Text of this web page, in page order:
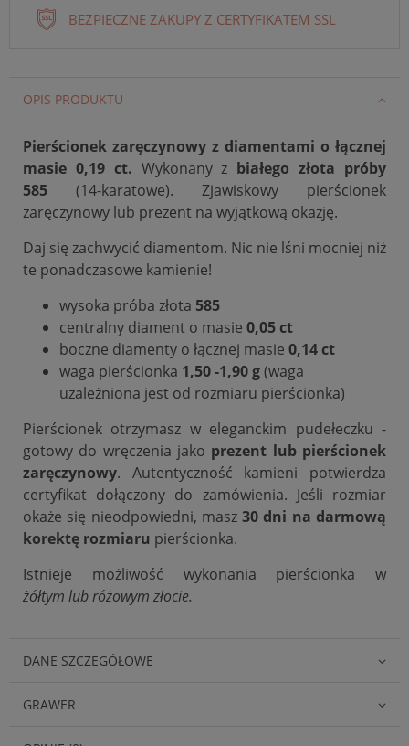
BEZPIECZNE ZAKUPY Z CERTYFIKATEM SSL
OPIS PRODUKTU
Pierścionek zaręczynowy z diamentami o łącznej
masie 0,19 ct. Wykonany z białegozłota próby
585
(14-karatowe). Zjawiskowy pierścionek
zaręczynowy lub prezent na wyjątkową okazję.
Daj się zachwycić diamentom. Nic nie lśni mocniej niż
te ponadczasowe kamienie!
wysoka próba złota 585
centralny diament o masie 0,05 ct
boczne diamenty o łącznej masie 0,14 ct
waga pierścionka 1,50 -1,90 g(waga
uzależniona jest od rozmiaru pierścionka)
Pierścionek otrzymasz w eleganckim pudełeczku -
gotowy do wręczenia jako prezent lub pierścionek
zaręczynowy. Autentyczność kamieni potwierdza
certyfikat dołączony do zamówienia. Jeśli rozmiar
okaże się nieodpowiedni, masz30 dni na darmową
korektę rozmiaru pierścionka.
Istnieje możliwość wykonania pierścionka w
żółtym lub różowym złocie.
DANE SZCZEGÓŁOWE
GRAWER